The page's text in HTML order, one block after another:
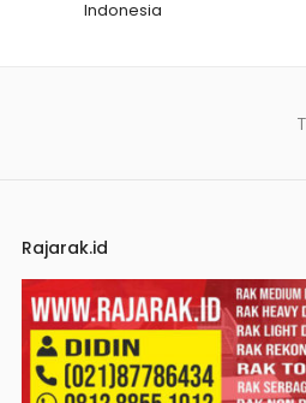
Indonesia
Rajarak.id